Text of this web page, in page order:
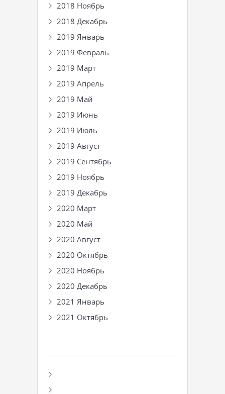
2018 Ноябрь
2018 Декабрь
2019 Январь
2019 Февраль
2019 Март
2019 Апрель
2019 Май
2019 Июнь
2019 Июль
2019 Август
2019 Сентябрь
2019 Ноябрь
2019 Декабрь
2020 Март
2020 Май
2020 Август
2020 Октябрь
2020 Ноябрь
2020 Декабрь
2021 Январь
2021 Октябрь